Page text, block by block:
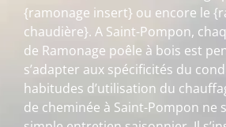
{ramonage insert} ou encore le
chaudière}. A Saint-Pompon,
de Ramonage poêle à bois est
s’adapter aux spécificités du
habitudes d’utilisation du
de cheminée à Saint-Pompon ne